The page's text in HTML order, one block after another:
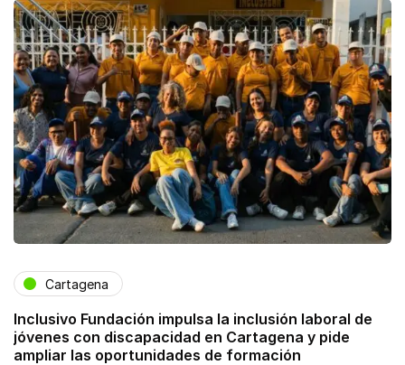
Cartagena
Inclusivo Fundación impulsa la inclusión laboral de
jóvenes con discapacidad en Cartagena y pide
ampliar las oportunidades de formación